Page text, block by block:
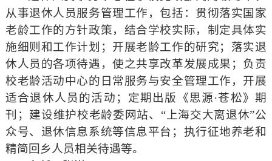
从事退休人员服务管理工作，包括：贯彻落实国家
老龄工作的方针政策，结合学校实际，制定具体实
施细则和工作计划；开展老龄工作的研究；落实退
休人员的各项待遇，使之共享改革发展成果；负责
校老龄活动中心的日常服务与安全管理工作，开展
适合退休人员的活动；定期出版《思源·苍松》期
刊；建设维护校老龄委网站、“上海交大离退休”公
众号、退休信息系统等信息平台；执行征地养老和
精简回乡人员相关待遇等。